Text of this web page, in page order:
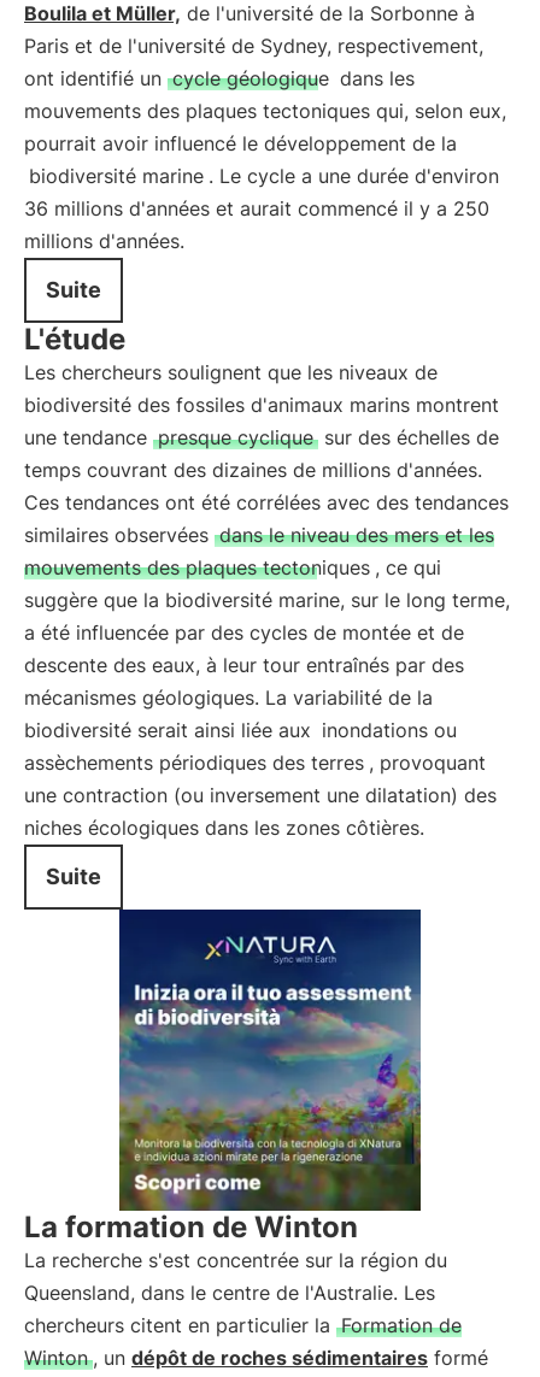
Boulila et Müller, de l'université de la Sorbonne à
Paris et de l'université de Sydney, respectivement,
ont identifié un cycle géologique dans les
mouvements des plaques tectoniques qui, selon eux,
pourrait avoir influencé le développement de la
biodiversité marine . Le cycle a une durée d'environ
36 millions d'années et aurait commencé il y a 250
millions d'années.
Suite
L'étude
Les chercheurs soulignent que les niveaux de
biodiversité des fossiles d'animaux marins montrent
une tendance presque cyclique sur des échelles de
temps couvrant des dizaines de millions d'années.
Ces tendances ont été corrélées avec des tendances
similaires observées dans le niveau des mers et les
mouvements des plaques tectoniques , ce qui
suggère que la biodiversité marine, sur le long terme,
a été influencée par des cycles de montée et de
descente des eaux, à leur tour entraînés par des
mécanismes géologiques. La variabilité de la
biodiversité serait ainsi liée aux inondations ou
assèchements périodiques des terres , provoquant
une contraction (ou inversement une dilatation) des
niches écologiques dans les zones côtières.
Suite
La formation de Winton
La recherche s'est concentrée sur la région du
Queensland, dans le centre de l'Australie. Les
chercheurs citent en particulier la Formation de
Winton , un dépôt de roches sédimentaires formé